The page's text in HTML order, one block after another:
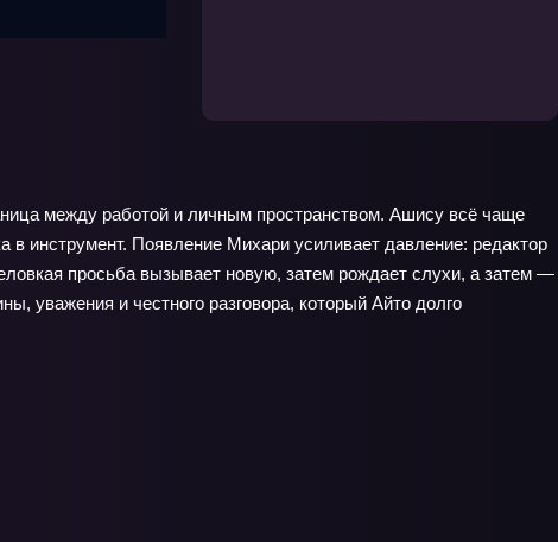
между работой и личным пространством. Ашису всё чаще
инструмент. Появление Михари усиливает давление: редактор
просьба вызывает новую, затем рождает слухи, а затем —
уважения и честного разговора, который Айто долго